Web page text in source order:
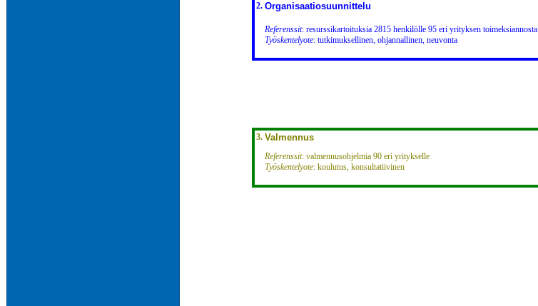
2. Organisaatiosuunnittelu
Referenssit: resurssikartoituksia 2815 henkilölle 95 eri yrityksen toimeksiannosta
Työskentelyote: tutkimuksellinen, ohjannallinen, neuvonta
3. Valmennus
Referenssit: valmennusohjelmia 90 eri yritykselle
Työskentelyote: koulutus, konsultatiivinen